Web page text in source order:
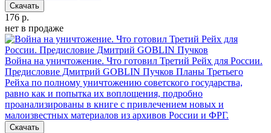
Скачать
176 р.
нет в продаже
Война на уничтожение. Что готовил Третий Рейх для России.
Предисловие Дмитрий GOBLIN Пучков Планы Третьего
Рейха по полному уничтожению советского государства,
равно как и попытка их воплощения, подробно
проанализированы в книге с привлечением новых и
малоизвестных материалов из архивов России и ФРГ.
Скачать